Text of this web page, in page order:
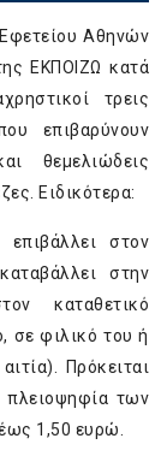
Αθηνών
ΕΚΠΟΙΖΩ κατά
τρεις
επιβαρύνουν
θεμελιώδεις
Ειδικότερα:
στον
στην
καταθετικό
σε φιλικό του ή
Πρόκειται
πλειοψηφία των
1,50 ευρώ.